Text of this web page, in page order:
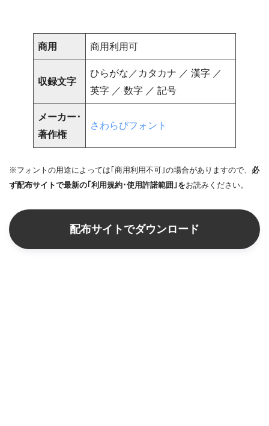
商用 商用利用可
収録文字
ひらがな／カタカナ ／ 漢字 ／
英字 ／ 数字 ／ 記号
メーカー･
著作権
さわらびフォント
※フォントの用途によっては｢商用利用不可｣の場合がありますので、 必
ず配布サイトで最新の｢利用規約･使用許諾範囲｣をお読みください。
配布サイトでダウンロード